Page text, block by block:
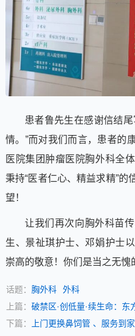
患者鲁先生在感谢信结
情。”而对我们而言，患者的
医院集团肿瘤医院胸外科全
秉持“医者仁心、精益求精”
望！
让我们再次向胸外科苗
生、景祉琪护士、邓娟护士
崇高的敬意！你们是当之无愧
话题： 胸外科
外科
上篇： 破禁区·创低量·续生命：
下篇：
上门更换鼻饲管 、服务